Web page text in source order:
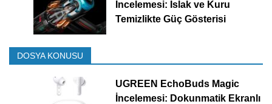
İncelemesi: Islak ve Kuru
Temizlikte Güç Gösterisi
DOSYA KONUSU
UGREEN EchoBuds Magic
İncelemesi: Dokunmatik Ekranlı